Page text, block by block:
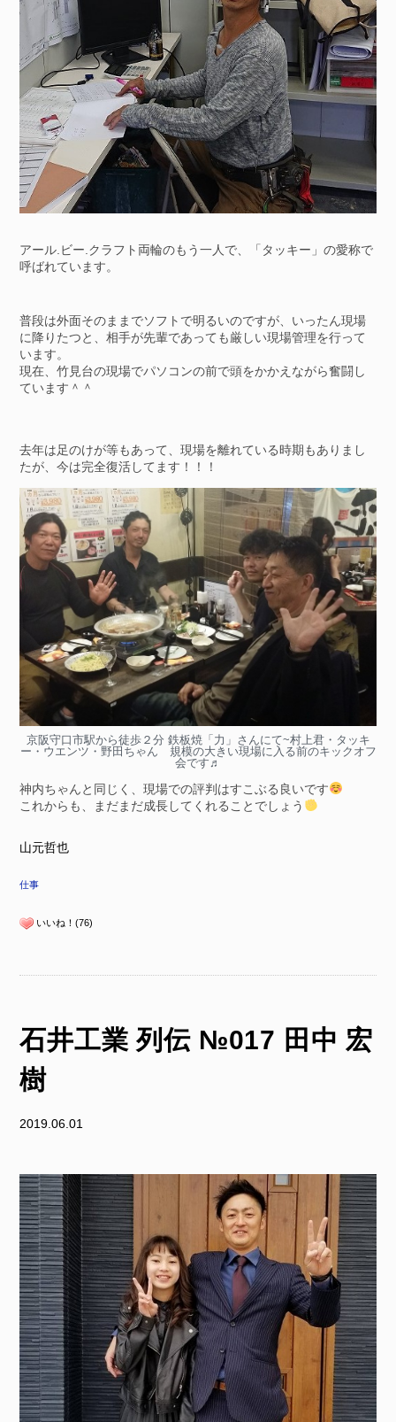
アール.ビー.クラフト両輪のもう一人で、「タッキー」の愛称で
呼ばれています。
普段は外面そのままでソフトで明るいのですが、いったん現場
に降りたつと、相手が先輩であっても厳しい現場管理を行って
います。
現在、竹見台の現場でパソコンの前で頭をかかえながら奮闘し
ています＾＾
去年は足のけが等もあって、現場を離れている時期もありまし
たが、今は完全復活してます！！！
京阪守口市駅から徒歩２分 鉄板焼「力」さんにて~村上君・タッキ
ー・ウエンツ・野田ちゃん 規模の大きい現場に入る前のキックオフ
会です♬
神内ちゃんと同じく、現場での評判はすこぶる良いです
これからも、まだまだ成長してくれることでしょう
山元哲也
仕事
いいね！(76)
石井工業 列伝 №017 田中 宏
樹
2019.06.01